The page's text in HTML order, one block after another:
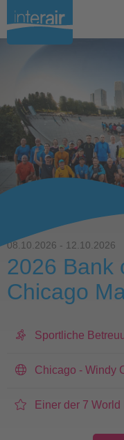
Sportliche
Chicago - Windy
Einer der 7
08.10.2026 - 12.10.2026
2026 Bank
Chicago